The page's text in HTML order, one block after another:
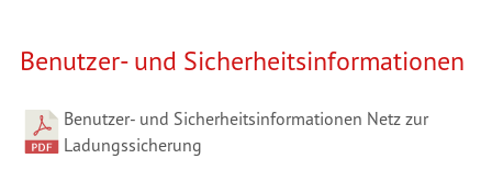
Benutzer- und Sicherheitsinformationen
Benutzer- und Sicherheitsinformationen Netz zur
Ladungssicherung